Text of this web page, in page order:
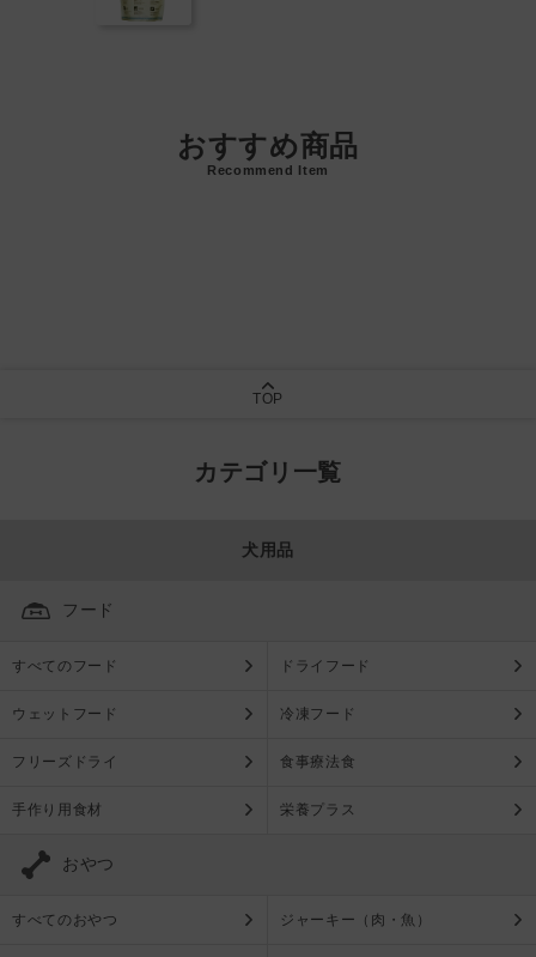
おすすめ商品
Recommend Item
TOP
カテゴリ一覧
犬用品
フード
すべてのフード ドライフード
ウェットフード 冷凍フード
フリーズドライ 食事療法食
手作り用食材 栄養プラス
おやつ
すべてのおやつ ジャーキー（肉・魚）